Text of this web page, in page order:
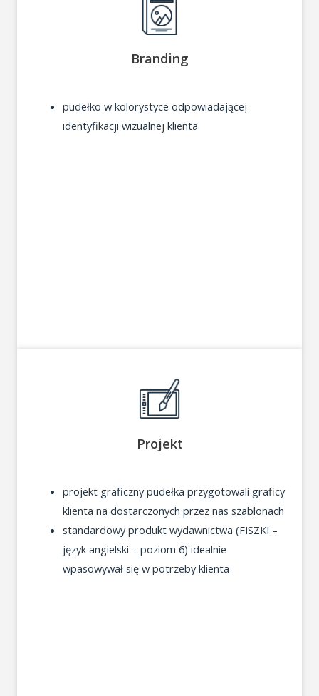
Branding
pudełko w kolorystyce odpowiadającej
identyfikacji wizualnej klienta
Projekt
projekt graficzny pudełka przygotowali graficy
klienta na dostarczonych przez nas szablonach
standardowy produkt wydawnictwa (FISZKI –
język angielski – poziom 6) idealnie
wpasowywał się w potrzeby klienta